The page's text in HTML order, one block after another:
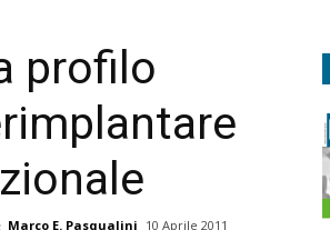
profilo
Marco E. Pasqualini 10 Aprile 2011